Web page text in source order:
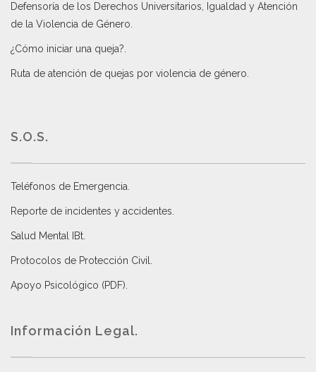
Defensoría de los Derechos Universitarios, Igualdad y Atención
de la Violencia de Género
¿Cómo iniciar una queja?
Ruta de atención de quejas por violencia de género
S.O.S.
Teléfonos de Emergencia.
Reporte de incidentes y accidentes
Salud Mental IBt
Protocolos de Protección Civil
Apoyo Psicológico (PDF)
Información Legal.